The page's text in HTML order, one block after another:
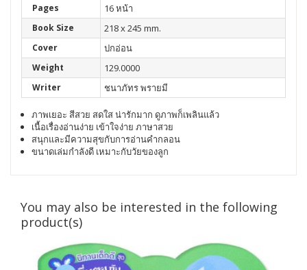
Pages 16 หน้า
Book Size 218 x 245 mm.
Cover ปกอ่อน
Weight 129.0000
Writer ชนาภัทร พรายมี
ภาพเยอะ สีสวย สดใส น่ารักมาก ดูภาพก็เพลินแล้ว
เนื้อเรื่องอ่านง่าย เข้าใจง่าย ภาษาสวย
สนุกและมีความสุขกับการอ่านคำกลอน
ขนาดเล่มกำลังดี เหมาะกับวัยของลูก
You may also be interested in the following
product(s)